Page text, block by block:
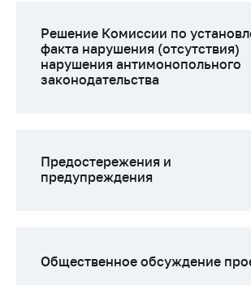
Решение Комиссии по
факта нарушения (отсутствия)
нарушения антимонопольного
законодательства
Предостережения и
предупреждения
Общественное обсуждение